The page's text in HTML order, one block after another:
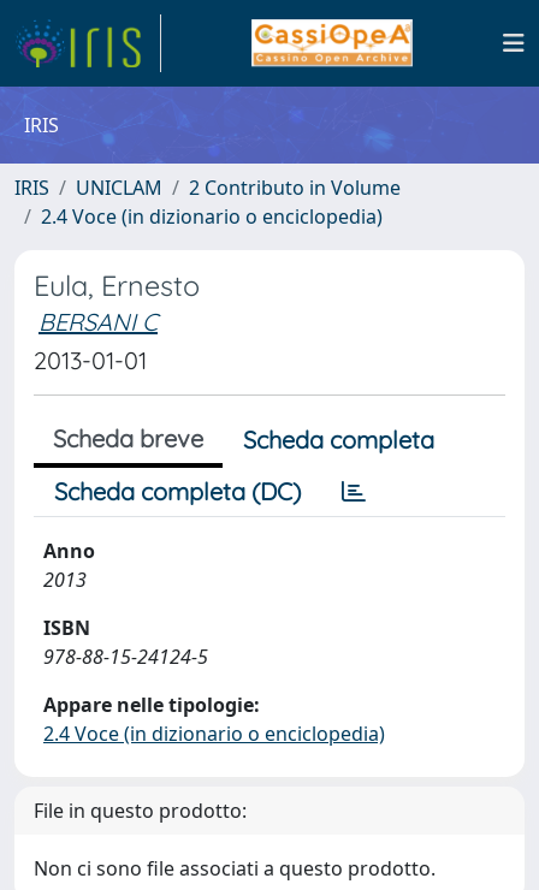
IRIS
IRIS UNICLAM
2 Contributo in Volume
2.4 Voce (in dizionario o enciclopedia)
Eula, Ernesto
BERSANI C
2013-01-01
Scheda breve
Scheda completa
Scheda completa (DC)
Anno
2013
ISBN
978-88-15-24124-5
Appare nelle tipologie:
2.4 Voce (in dizionario o enciclopedia)
File in questo prodotto:
Non ci sono file associati a questo prodotto.